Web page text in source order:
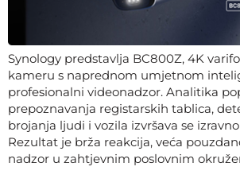
Synology predstavlja BC800Z, 4K
kameru s naprednom umjetnom
profesionalni videonadzor. Analitika
prepoznavanja registarskih tablica,
brojanja ljudi i vozila izvršava se
Rezultat je brža reakcija, veća
nadzor u zahtjevnim poslovnim